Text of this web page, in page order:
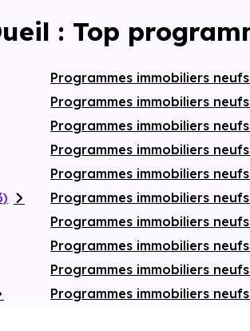
: Top
Programmes immobiliers
Programmes immobiliers
Programmes immobiliers
Programmes immobiliers
Programmes immobiliers
Programmes immobiliers
Programmes immobiliers
Programmes immobiliers
Programmes immobiliers
Programmes immobiliers